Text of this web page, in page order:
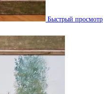
Быстрый просмотр